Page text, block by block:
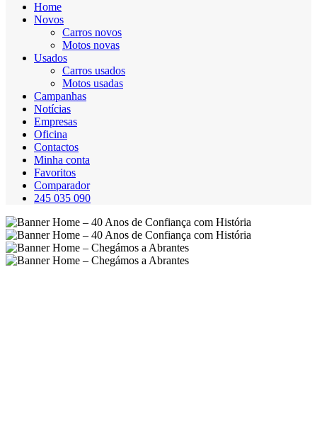
Home
Novos
Carros novos
Motos novas
Usados
Carros usados
Motos usadas
Campanhas
Notícias
Empresas
Oficina
Contactos
Minha conta
Favoritos
Comparador
245 035 090